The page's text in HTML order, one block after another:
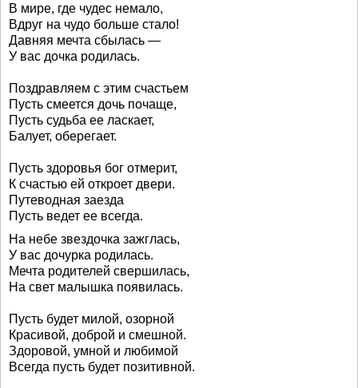
В мире, где чудес немало,
Вдруг на чудо больше стало!
Давняя мечта сбылась —
У вас дочка родилась.
Поздравляем с этим счастьем
Пусть смеется дочь почаще,
Пусть судьба ее ласкает,
Балует, оберегает.
Пусть здоровья бог отмерит,
К счастью ей откроет двери.
Путеводная заезда
Пусть ведет ее всегда.
На небе звездочка зажглась,
У вас дочурка родилась.
Мечта родителей свершилась,
На свет малышка появилась.
Пусть будет милой, озорной
Красивой, доброй и смешной.
Здоровой, умной и любимой
Всегда пусть будет позитивной.